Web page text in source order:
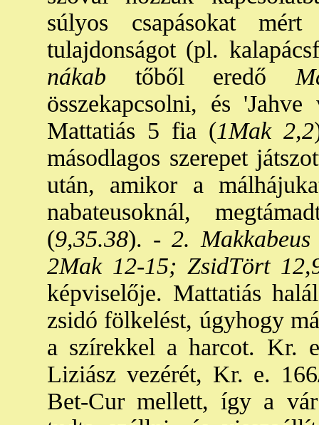
súlyos csapásokat
tulajdonságot (pl.
nákab tőből eredő
összekapcsolni, és
Mattatiás 5 fia (1Mak 2,2
másodlagos szerepet
után, amikor a
nabateusoknál,
(9,35.38). - 2. Makkabeus
2Mak 12-15; ZsidTört
képviselője. Mattatiás
zsidó fölkelést, úgyhogy
a szírekkel a harcot. Kr.
Liziász vezérét, Kr. e.
Bet-Cur mellett, így a